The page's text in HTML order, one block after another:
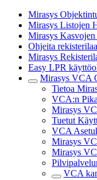
Mirasys
Mirasys Listojen
Mirasys Kasvojen
Ohjeita
Mirasys
Easy LPR
Mirasys VCA
Tietoa
VCA:n
Mirasys
Tuetut
VCA
Mirasys
Mirasys
VCA